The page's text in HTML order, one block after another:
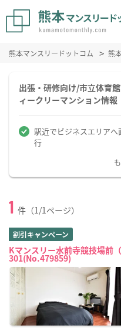
熊本マンスリードットコム 熊
出張・研修向け/市立体育
ィークリーマンション情報
駅近でビジネスエリアへ
行
1 件（1/1ページ）
割引キャンペーン
Kマンスリー水前寺競技場前
301(No.479859)